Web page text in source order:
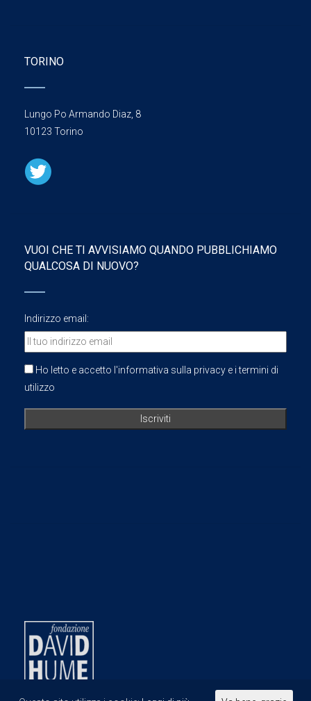
TORINO
Lungo Po Armando Diaz, 8
10123 Torino
VUOI CHE TI AVVISIAMO QUANDO PUBBLICHIAMO
QUALCOSA DI NUOVO?
Indirizzo email:
Ho letto e accetto l'informativa sulla privacy e i termini di
utilizzo